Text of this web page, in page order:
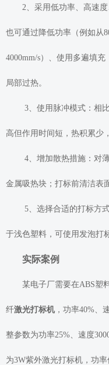
2、采用低功率、高速
也可通过降低功率（例如从
4000mm/s）、使用多遍填
局部过热。
3、使用脉冲模式 ：相
高但作用时间短，热积累少
4、增加散热措施 ：对
金属吸热块；打标前清洁表
5、选择合适的打标方
于浅色塑料，可使用发泡打
实际案例
某电子厂需要在ABS塑
纤激光打标机 ，功率40%、
整参数为功率25%、速度
为3W紫外激光打标机，功